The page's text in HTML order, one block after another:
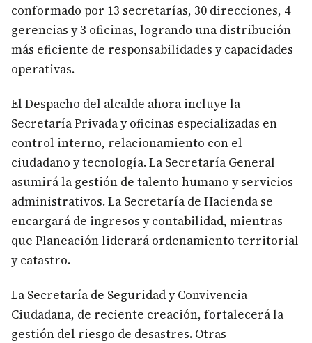
conformado por 13 secretarías, 30 direcciones, 4
gerencias y 3 oficinas, logrando una distribución
más eficiente de responsabilidades y capacidades
operativas.
El Despacho del alcalde ahora incluye la
Secretaría Privada y oficinas especializadas en
control interno, relacionamiento con el
ciudadano y tecnología. La Secretaría General
asumirá la gestión de talento humano y servicios
administrativos. La Secretaría de Hacienda se
encargará de ingresos y contabilidad, mientras
que Planeación liderará ordenamiento territorial
y catastro.
La Secretaría de Seguridad y Convivencia
Ciudadana, de reciente creación, fortalecerá la
gestión del riesgo de desastres. Otras